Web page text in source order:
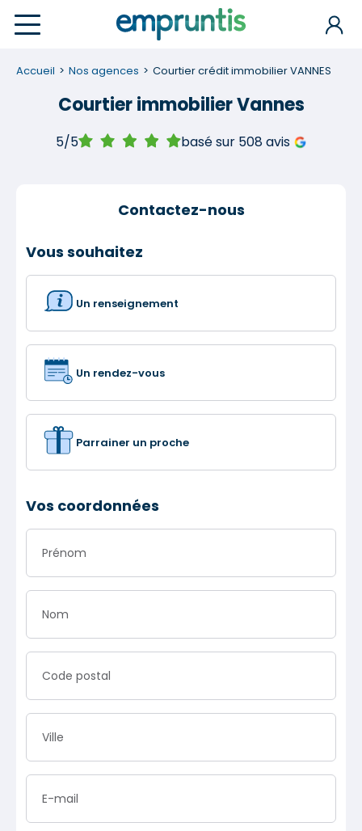
Accueil Nos agences Courtier crédit immobilier VANNES
Courtier immobilier Vannes
5/5 basé sur 508 avis
Contactez-nous
Vous souhaitez
Un renseignement
Un rendez-vous
Parrainer un proche
Vos coordonnées
Prénom
Nom
Code postal
Ville
E-mail